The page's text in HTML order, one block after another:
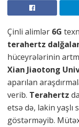
Çinli alimlər 6G
terahertz
hüceyrələrinin
Xian Jiaotong
aparılan
verib. Terahertz
etsə də, lakin
göstərməyib.